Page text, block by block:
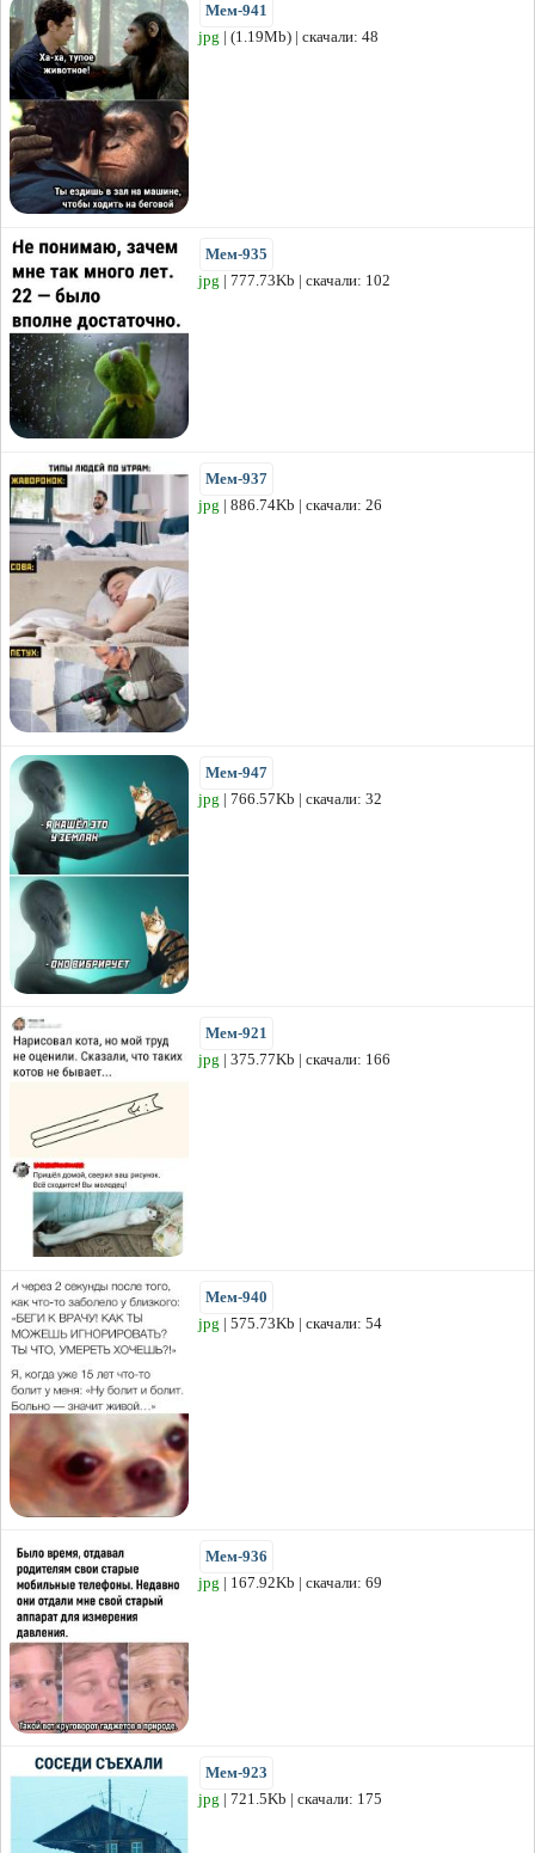
Мем-941
jpg | (1.19Mb) | скачали: 48
Мем-935
jpg | 777.73Kb | скачали: 102
Мем-937
jpg | 886.74Kb | скачали: 26
Мем-947
jpg | 766.57Kb | скачали: 32
Мем-921
jpg | 375.77Kb | скачали: 166
Мем-940
jpg | 575.73Kb | скачали: 54
Мем-936
jpg | 167.92Kb | скачали: 69
Мем-923
jpg | 721.5Kb | скачали: 175